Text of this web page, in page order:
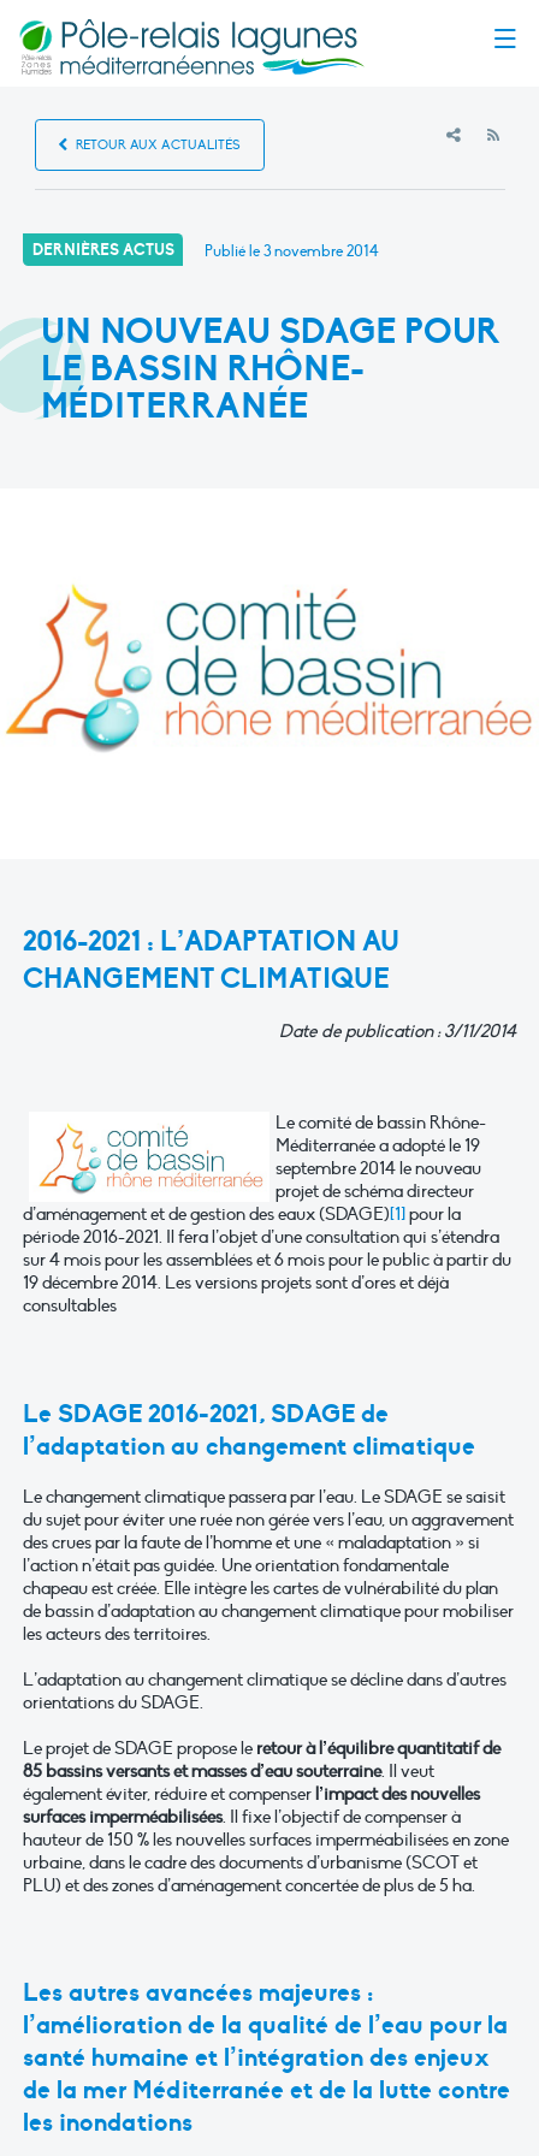
RETOUR AUX ACTUALITÉS
DERNIÈRES ACTUS Publié le3 novembre 2014
UN NOUVEAU SDAGE POUR
LE BASSIN RHÔNE-
MÉDITERRANÉE
2016-2021 : L’ADAPTATION AU
CHANGEMENT CLIMATIQUE
Date de publication : 3/11/2014
Le comité de bassin Rhône-
Méditerranée a adopté le 19
septembre 2014 le nouveau
projet de schéma directeur
d’aménagement et de gestion des eaux (SDAGE)[1] pour la
période 2016-2021. Il fera l’objet d’une consultation qui s’étendra
sur 4 mois pour les assemblées et 6 mois pour le public à partir du
19 décembre 2014. Les versions projets sont d’ores et déjà
consultables
Le SDAGE 2016-2021, SDAGE de
l’adaptation au changement climatique
Le changement climatique passera par l’eau. Le SDAGE se saisit
du sujet pour éviter une ruée non gérée vers l’eau, un aggravement
des crues par la faute de l’homme et une « maladaptation » si
l’action n’était pas guidée. Une orientation fondamentale
chapeau est créée. Elle intègre les cartes de vulnérabilité du plan
de bassin d’adaptation au changement climatique pour mobiliser
les acteurs des territoires.
L’adaptation au changement climatique se décline dans d’autres
orientations du SDAGE.
Le projet de SDAGE propose le retour à l’équilibre quantitatif de
85 bassins versants et masses d’eau souterraine. Il veut
également éviter, réduire et compenser l’impact des nouvelles
surfaces imperméabilisées. Il fixe l’objectif de compenser à
hauteur de 150 % les nouvelles surfaces imperméabilisées en zone
urbaine, dans le cadre des documents d’urbanisme (SCOT et
PLU) et des zones d’aménagement concertée de plus de 5 ha.
Les autres avancées majeures :
l’amélioration de la qualité de l’eau pour la
santé humaine et l’intégration des enjeux
de la mer Méditerranée et de la lutte contre
les inondations